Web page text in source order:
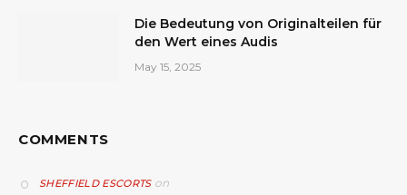
Die Bedeutung von Originalteilen für
den Wert eines Audis
May 15, 2025
COMMENTS
SHEFFIELD ESCORTSon